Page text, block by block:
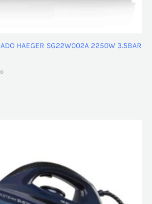
HAEGER SG22W002A 2250W 3.5BAR